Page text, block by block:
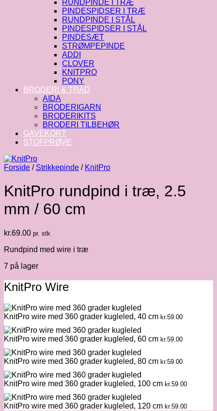
RUNDPINDE I TRÆ
PINDESPIDSER I TRÆ
RUNDPINDE I STÅL
PINDESPIDSER I STÅL
PINDESÆT
STRØMPEPINDE
ADDI
CLOVER
KNITPRO
PONY
BRODERI & TRÅD
AIDA
BRODERIGARN
BRODERIKITS
BRODERI TILBEHØR
GAVEKORT
STOFPRØVE
Forside / Strikkepinde / KnitPro
KnitPro rundpind i træ, 2.5
mm / 60 cm
kr.69.00 pr. stk
Rundpind med wire i træ
7 på lager
KnitPro Wire
KnitPro wire med 360 grader kugleled, 40 cm kr.59.00
KnitPro wire med 360 grader kugleled, 60 cm kr.59.00
KnitPro wire med 360 grader kugleled, 80 cm kr.59.00
KnitPro wire med 360 grader kugleled, 100 cm kr.59.00
KnitPro wire med 360 grader kugleled, 120 cm kr.59.00